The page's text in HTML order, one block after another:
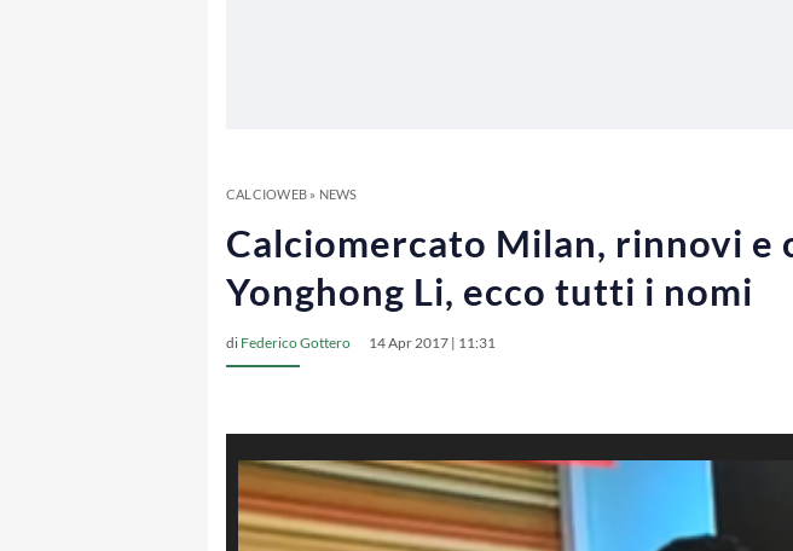
CALCIOWEB» NEWS
Calciomercato Milan, rinnovi e
Yonghong Li, ecco tutti i nomi
di Federico Gottero 14 Apr 2017 | 11:31